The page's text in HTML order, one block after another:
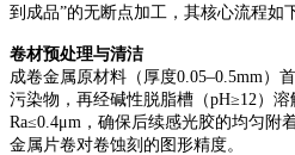
到成品”的无断点加工，其核心流程如
卷材预处理与清洁
成卷金属原材料（厚度0.05–0.5mm）
污染物，再经碱性脱脂槽（pH≥12）
Ra≤0.4μm，确保后续感光胶的均匀附
金属片卷对卷蚀刻的图形精度。